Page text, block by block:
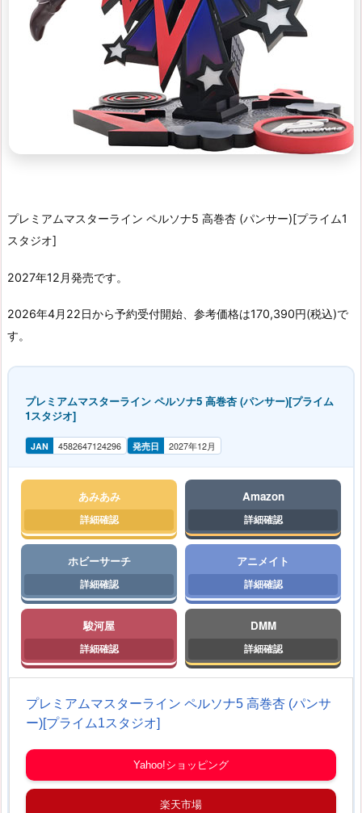
プレミアムマスターライン ペルソナ5 高巻杏 (パンサー)[プライム1
スタジオ]
2027年12月発売です。
2026年4月22日から予約受付開始、参考価格は170,390円(税込)で
す。
プレミアムマスターライン ペルソナ5 高巻杏 (パンサー)[プライム
1スタジオ]
JAN 4582647124296 発売日 2027年12月
あみあみ Amazon
ホビーサーチ アニメイト
駿河屋 DMM
プレミアムマスターライン ペルソナ5 高巻杏 (パンサ
ー)[プライム1スタジオ]
Yahoo!ショッピング
楽天市場